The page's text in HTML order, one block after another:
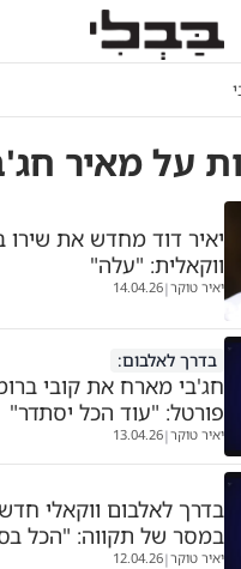
עלמאיר
יאיר דוד מחדש את שירו
ווקאלית: "עלה"
יאיר טוקר|
14.04.26
בדרך לאלבום:
חג'בי מארח את קובי
פורטל: "עוד הכל יסתדר"
יאיר טוקר|
13.04.26
בדרך לאלבום ווקאלי
במסר של תקווה: "הכל
יאיר טוקר|
12.04.26